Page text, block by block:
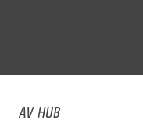
AV HUB